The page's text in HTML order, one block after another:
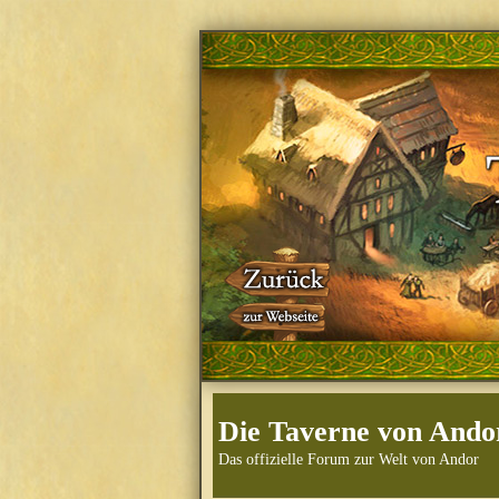
Die Taverne von
Das offizielle Forum zur Welt von Andor